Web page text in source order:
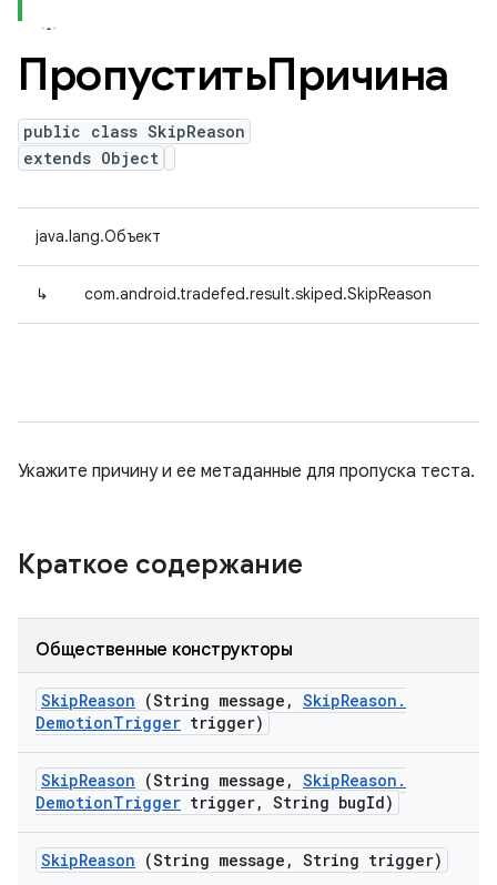
ПропуститьПричина
public class SkipReason
extends Object
java.lang.Объект
↳ com.android.tradefed.result.skiped.SkipReason
Укажите причину и ее метаданные для пропуска теста.
Краткое содержание
Общественные конструкторы
SkipReason (String message , SkipReason .
DemotionTrigger trigger)
SkipReason (String message , SkipReason .
DemotionTrigger trigger, String bugId)
SkipReason (String message , String trigger)